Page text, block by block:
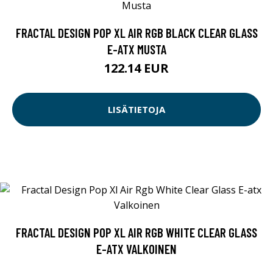
FRACTAL DESIGN POP XL AIR RGB BLACK CLEAR GLASS
E-ATX MUSTA
122.14 EUR
LISÄTIETOJA
FRACTAL DESIGN POP XL AIR RGB WHITE CLEAR GLASS
E-ATX VALKOINEN